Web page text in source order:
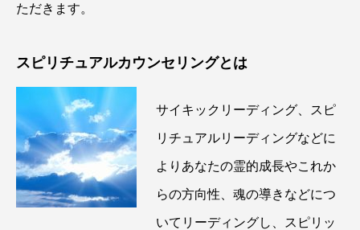
ただきます。
スピリチュアルカウンセリングとは
サイキックリーディング、スピ
リチュアルリーディングなどに
よりあなたの霊的成長やこれか
らの方向性、魂の導きなどにつ
いてリーディングし、スピリッ